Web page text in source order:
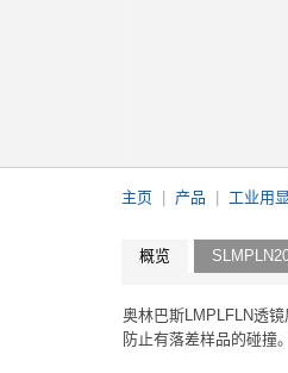
主页 产品 工业用
概览
奥林巴斯LMPLFLN透
防止有落差样品的碰撞